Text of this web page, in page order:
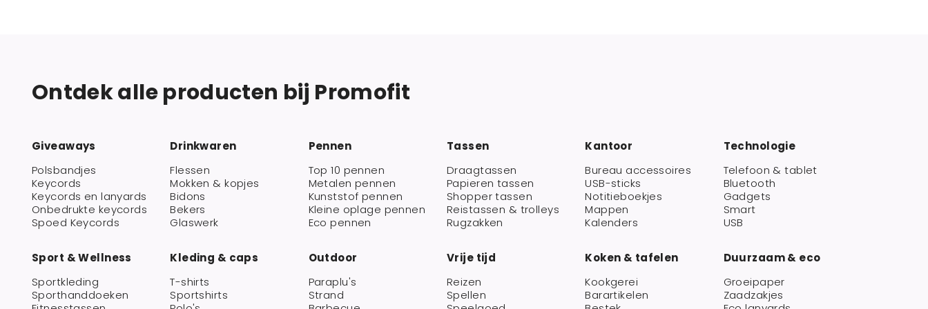
Ontdek alle producten bij Promofit
Giveaways
Polsbandjes
Keycords
Keycords en lanyards
Onbedrukte keycords
Spoed Keycords
Drinkwaren
Flessen
Mokken & kopjes
Bidons
Bekers
Glaswerk
Pennen
Top 10 pennen
Metalen pennen
Kunststof pennen
Kleine oplage pennen
Eco pennen
Tassen
Draagtassen
Papieren tassen
Shopper tassen
Reistassen & trolleys
Rugzakken
Kantoor
Bureau accessoires
USB-sticks
Notitieboekjes
Mappen
Kalenders
Technologie
Telefoon & tablet
Bluetooth
Gadgets
Smart
USB
Sport & Wellness
Sportkleding
Sporthanddoeken
Kleding & caps
T-shirts
Sportshirts
Outdoor
Paraplu's
Strand
Vrije tijd
Reizen
Spellen
Koken & tafelen
Kookgerei
Barartikelen
Duurzaam & eco
Groeipaper
Zaadzakjes